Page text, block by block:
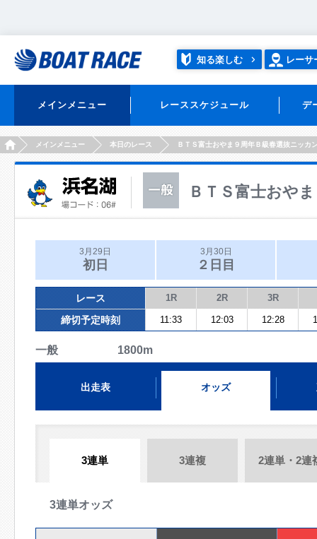
知る楽しむ レーサ
メインメニュー レーススケジュール デ
HOMEメインメニュー 本日のレース ＢＴＳ富士おやま９周年Ｂ級春選抜ニッカ
ＢＴＳ富士おや
3月29日
初日
3月30日
２日目
レース 1R 2R 3R
締切予定時刻 11:33 12:03 12:28
一般 1800m
出走表 オッズ
3連単 3連複 2連単・2連
3連単オッズ